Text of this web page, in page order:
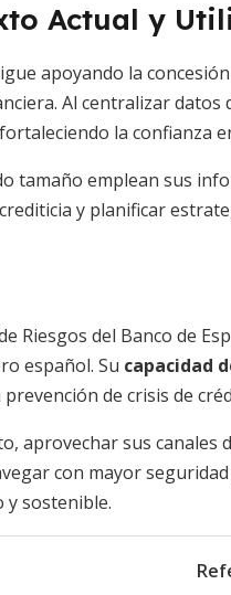
Actual y
apoyando la
Al centralizar
la confianza
tamaño emplean sus
y planificar
Riesgos del Banco de
español. Su capacidad
de crisis de
aprovechar sus canales
con mayor
y sostenible.